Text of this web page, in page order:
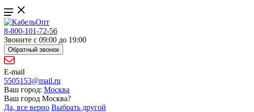
8-800-101-72-56
Звоните с 09:00 до 19:00
Обратный звонок
E-mail
5505153@mail.ru
Ваш город: Москва
Ваш город Москва?
Да, все верно Выбрать другой